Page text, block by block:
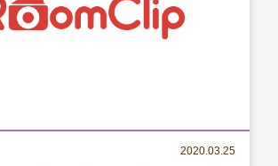
2020.03.25